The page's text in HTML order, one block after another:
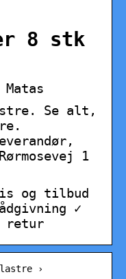
8 stk
Se alt,
1
og tilbud
✓
retur
›